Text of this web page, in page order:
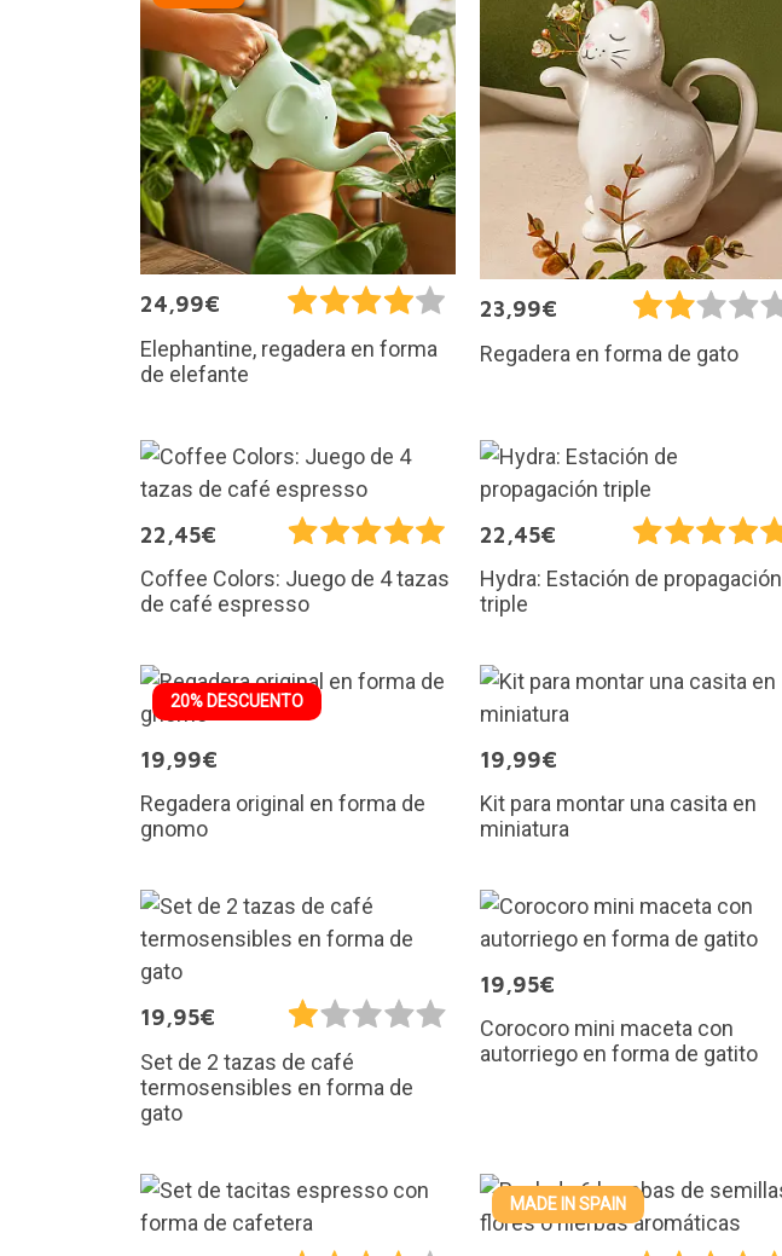
24,99€
Elephantine, regadera en forma
de elefante
23,99€
Regadera en forma de gato
22,45€
Coffee Colors: Juego de 4 tazas
de café espresso
22,45€
Hydra: Estación de propagación
triple
20% DESCUENTO
19,99€
Regadera original en forma de
gnomo
19,99€
Kit para montar una casita en
miniatura
19,95€
Set de 2 tazas de café
termosensibles en forma de
gato
19,95€
Corocoro mini maceta con
autorriego en forma de gatito
MADE IN SPAIN